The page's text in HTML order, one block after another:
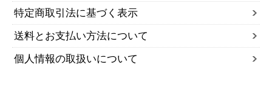
特定商取引法に基づく表示
送料とお支払い方法について
個人情報の取扱いについて